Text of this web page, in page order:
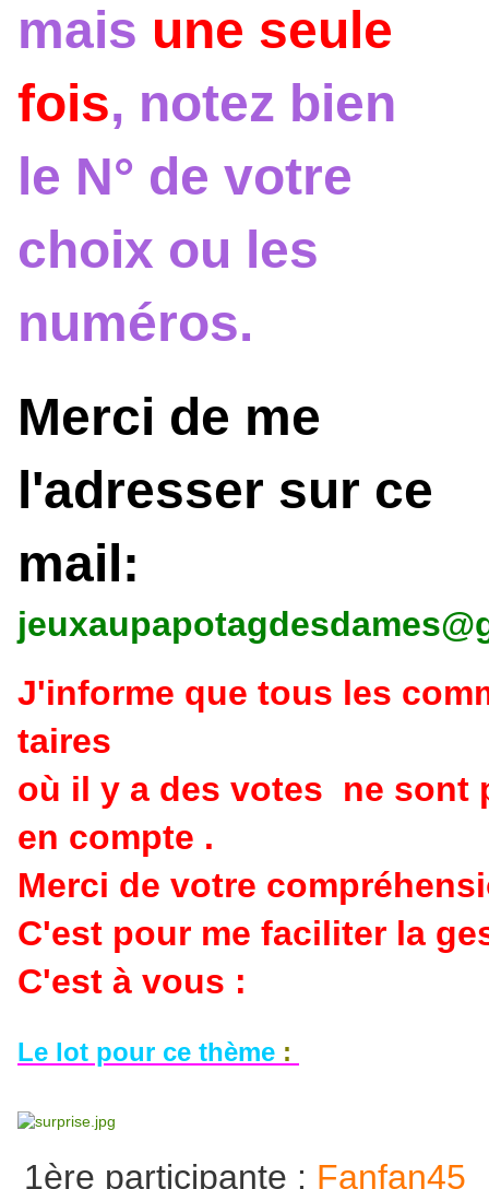
mais une seule
fois, notez bien
le N° de votre
choix ou les
numéros.
Merci de me
l'adresser sur ce
mail:
J'informe que tous les
taires
où il y a des votes ne sont
en compte .
Merci de votre
C'est pour me faciliter la
C'est à vous :
Le lot pour ce thème :
1ère participante : Fanfan45